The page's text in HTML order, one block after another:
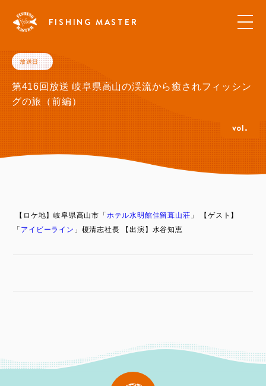
FISHING MASTER
放送日
第416回放送 岐阜県高山の渓流から癒されフィッシン
グの旅（前編）
vol.
【ロケ地】岐阜県高山市「 ホテル水明館佳留葺山荘 」
【ゲスト】
「 アイビーライン 」榎清志社長 【出演】水谷知恵